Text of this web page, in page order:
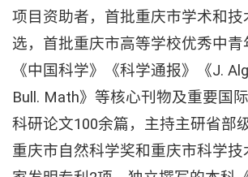
项目资助者，首批重庆市学术和
选，首批重庆市高等学校优秀中
《中国科学》《科学通报》《J.
Bull. Math》等核心刊物及重要国
科研论文100余篇，主持主研省部
重庆市自然科学奖和重庆市科学技